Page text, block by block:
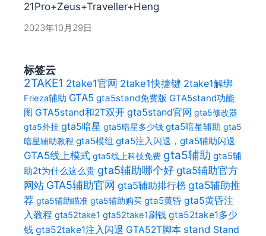
21Pro+Zeus+Traveller+Heng
2023年10月29日
标签云
2TAKE1 2take1官网 2take1快捷键 2take1解绑
Frieza辅助 GTA5 gta5stand免费版 GTA5stand功能
图 GTA5stand和2T双开 gta5stand官网 gta5修改器
gta5外挂 gta5暗星 gta5暗星多少钱 gta5暗星辅助 gta5
暗星辅助教程 gta5模组 gta5注入闪退，gta5辅助闪退
GTA5线上模式 gta5线上科技免费 gta5辅助 gta5辅
助2t为什么这么贵 gta5辅助哪个好gta5辅助官方
网站 GTA5辅助官网 gta5辅助排行榜 gta5辅助推
荐 gta5辅助瞄准 gta5辅助购买 gta5黄昏 gta5黄昏注
入教程 gta52take1 gta52take1刷钱 gta52take1多少
钱 gta52take1注入闪退 GTA52T脚本 stand Stand